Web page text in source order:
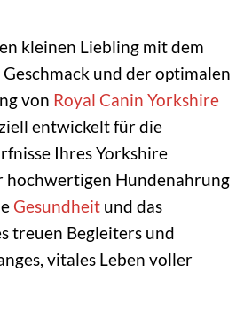
kleinen Liebling mit dem
und der optimalen
von Royal Canin Yorkshire
entwickelt für die
Ihres Yorkshire
hochwertigen Hundenahrung
Gesundheit und das
treuen Begleiters und
vitales Leben voller